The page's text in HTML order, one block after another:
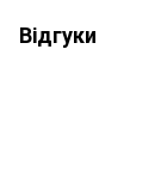
Відгуки